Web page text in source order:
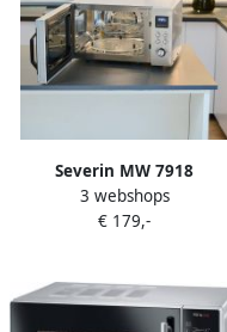
Severin MW 7918
CrispyWave Magnetron – 4-
in-1 – Grill –
3 webshops
€ 179,-